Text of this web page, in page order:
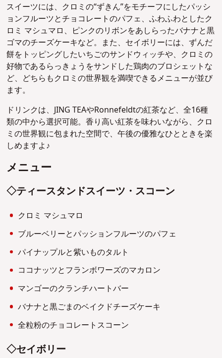
スイーツには、クロミの“ずきん”をモチーフにしたパッシ
ョンフルーツとチョコレートのパフェ、ふわふわとしたク
ロミ マシュマロ、ピンクのリボンをあしらったバナナと黒
ゴマのチーズケーキなど。また、セイボリーには、ずんだ
餅をトッピングしたいちごのサンドウィッチや、クロミの
好物であるらっきょうをサンドした鶏肉のブロシェットな
ど、どちらもクロミの世界観を満喫できるメニューが並び
ます。
ドリンクは、JING TEAやRonnefeldtの紅茶など、全16種
類の中から選択可能。香り高い紅茶を味わいながら、クロ
ミの世界観に包まれた空間で、午後の優雅なひとときを楽
しめますよ♪
メニュー
◇ティースタンドスイーツ・スコーン
クロミ マシュマロ
ブルーベリーとパッションフルーツのパフェ
パイナップルと紫いものタルト
ココナッツとフランボワーズのマカロン
マンゴーのクランチハートバー
バナナと黒ごまのベイクドチーズケーキ
全粒粉のチョコレートスコーン
◇セイボリー